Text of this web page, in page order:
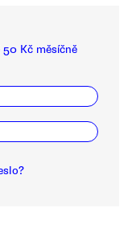
Kč měsíčně